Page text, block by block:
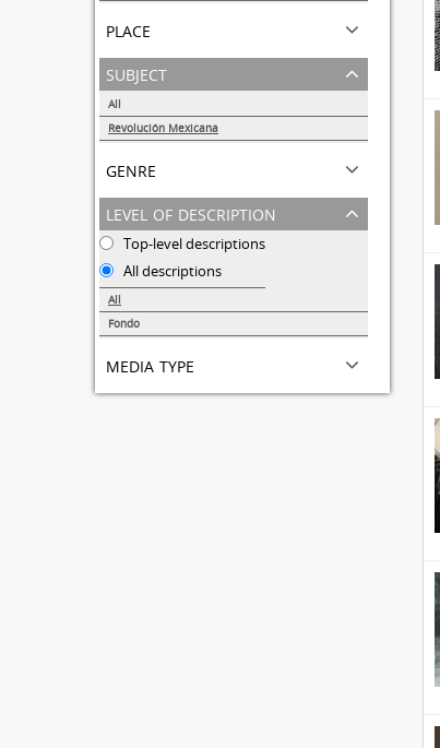
place
subject
All
Revolución Mexicana
genre
level of description
Top-level descriptions
All descriptions
All
Fondo
media type